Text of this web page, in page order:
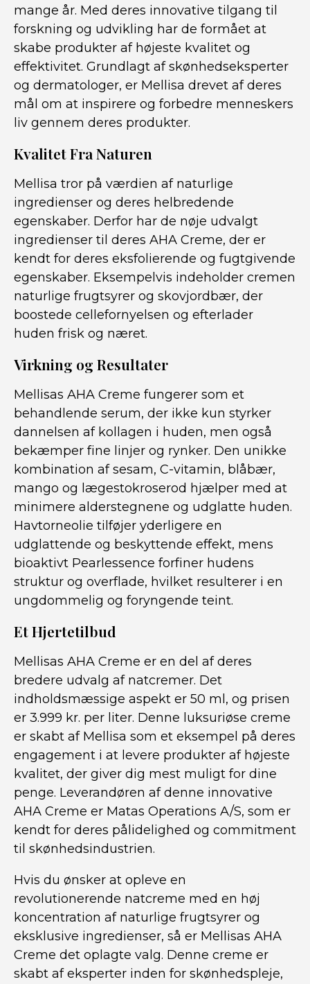
mange år. Med deres innovative tilgang til
forskning og udvikling har de formået at
skabe produkter af højeste kvalitet og
effektivitet. Grundlagt af skønhedseksperter
og dermatologer, er Mellisa drevet af deres
mål om at inspirere og forbedre menneskers
liv gennem deres produkter.
Kvalitet Fra Naturen
Mellisa tror på værdien af naturlige
ingredienser og deres helbredende
egenskaber. Derfor har de nøje udvalgt
ingredienser til deres AHA Creme, der er
kendt for deres eksfolierende og fugtgivende
egenskaber. Eksempelvis indeholder cremen
naturlige frugtsyrer og skovjordbær, der
boostede cellefornyelsen og efterlader
huden frisk og næret.
Virkning og Resultater
Mellisas AHA Creme fungerer som et
behandlende serum, der ikke kun styrker
dannelsen af kollagen i huden, men også
bekæmper fine linjer og rynker. Den unikke
kombination af sesam, C-vitamin, blåbær,
mango og lægestokroserod hjælper med at
minimere alderstegnene og udglatte huden.
Havtorneolie tilføjer yderligere en
udglattende og beskyttende effekt, mens
bioaktivt Pearlessence forfiner hudens
struktur og overflade, hvilket resulterer i en
ungdommelig og foryngende teint.
Et Hjertetilbud
Mellisas AHA Creme er en del af deres
bredere udvalg af natcremer. Det
indholdsmæssige aspekt er 50 ml, og prisen
er 3.999 kr. per liter. Denne luksuriøse creme
er skabt af Mellisa som et eksempel på deres
engagement i at levere produkter af højeste
kvalitet, der giver dig mest muligt for dine
penge. Leverandøren af denne innovative
AHA Creme er Matas Operations A/S, som er
kendt for deres pålidelighed og commitment
til skønhedsindustrien.
Hvis du ønsker at opleve en
revolutionerende natcreme med en høj
koncentration af naturlige frugtsyrer og
eksklusive ingredienser, så er Mellisas AHA
Creme det oplagte valg. Denne creme er
skabt af eksperter inden for skønhedspleje,